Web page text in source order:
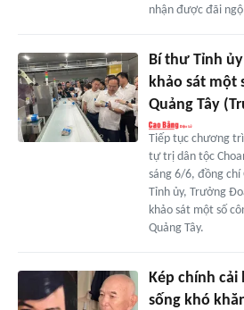
nhận được đãi
Bí thư Tỉnh
khảo sát một
Quảng Tây
Tiếp tục chương
tự trị dân tộc
sáng 6/6, đồng
Tỉnh ủy, Trưởng
khảo sát một số
Quảng Tây.
Kép chính
sống khó